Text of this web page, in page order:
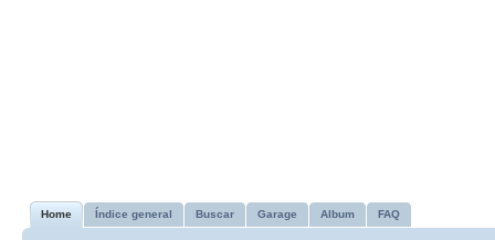
Home Índice general Buscar Garage Album FAQ